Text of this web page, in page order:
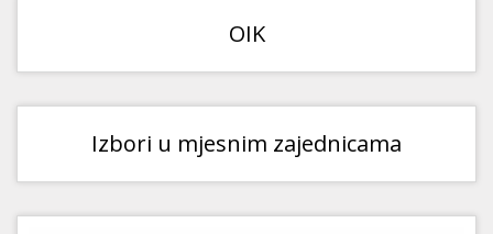
OIK
Izbori u mjesnim zajednicama